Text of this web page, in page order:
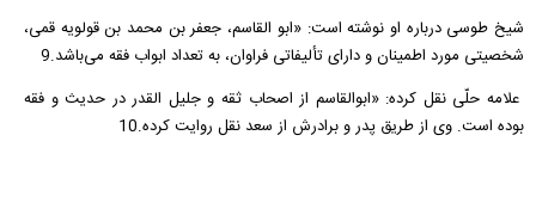
شیخ طوسی درباره او نوشته است: «ابو القاسم، جعفر بن محمد بن قولویه قمی،
شخصیتی مورد اطمینان و دارای تألیفاتی فراوان، به تعداد ابواب فقه می‌باشد.9
علامه حلّی نقل کرده: «ابوالقاسم از اصحاب ثقه و جلیل القدر در حدیث و فقه
بوده است. وى از طریق پدر و برادرش از سعد نقل روایت کرده.10